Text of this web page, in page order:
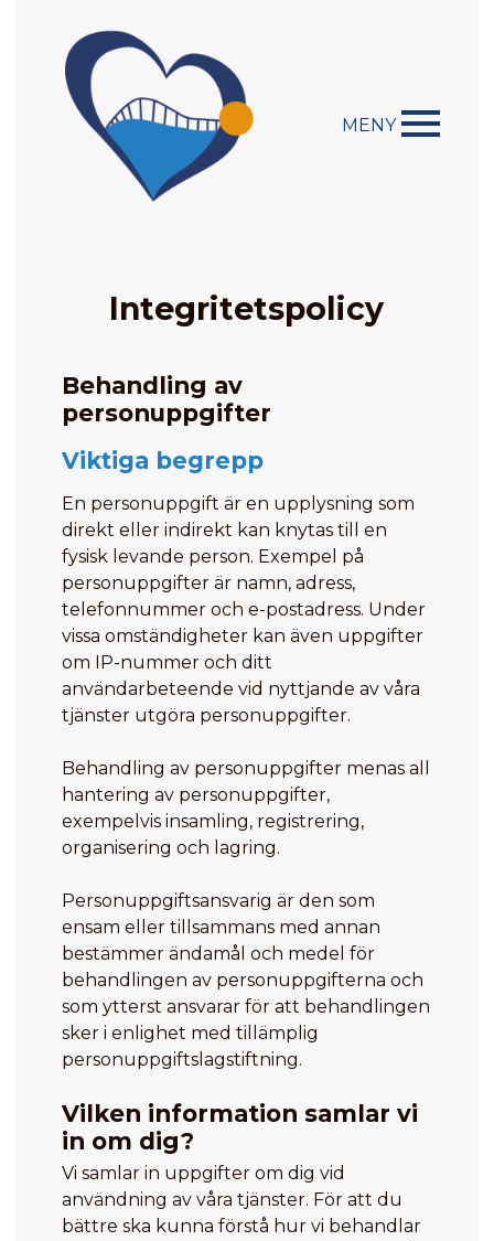
MENY
Integritetspolicy
Behandling av
personuppgifter
Viktiga begrepp
En personuppgift är en upplysning som
direkt eller indirekt kan knytas till en
fysisk levande person. Exempel på
personuppgifter är namn, adress,
telefonnummer och e-postadress. Under
vissa omständigheter kan även uppgifter
om IP-nummer och ditt
användarbeteende vid nyttjande av våra
tjänster utgöra personuppgifter.
Behandling av personuppgifter menas all
hantering av personuppgifter,
exempelvis insamling, registrering,
organisering och lagring.
Personuppgiftsansvarig är den som
ensam eller tillsammans med annan
bestämmer ändamål och medel för
behandlingen av personuppgifterna och
som ytterst ansvarar för att behandlingen
sker i enlighet med tillämplig
personuppgiftslagstiftning.
Vilken information samlar vi
in om dig?
Vi samlar in uppgifter om dig vid
användning av våra tjänster. För att du
bättre ska kunna förstå hur vi behandlar